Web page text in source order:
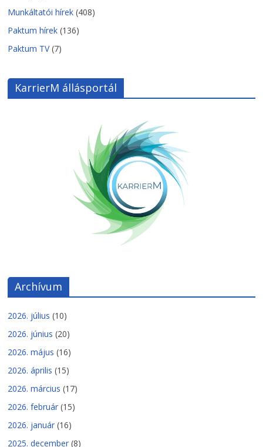
Munkáltatói hírek (408)
Paktum hírek (136)
Paktum TV(7)
KarrierM állásportál
Archívum
2026. július (10)
2026. június (20)
2026. május (16)
2026. április (15)
2026. március (17)
2026. február (15)
2026. január (16)
2025. december (8)